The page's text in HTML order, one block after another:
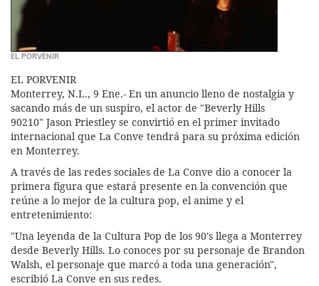
EL PORVENIR
EL PORVENIR
Monterrey, N.L., 9 Ene.- En un anuncio lleno de nostalgia y
sacando más de un suspiro, el actor de "Beverly Hills
90210" Jason Priestley se convirtió en el primer invitado
internacional que La Conve tendrá para su próxima edición
en Monterrey.
A través de las redes sociales de La Conve dio a conocer la
primera figura que estará presente en la convención que
reúne a lo mejor de la cultura pop, el anime y el
entretenimiento:
"Una leyenda de la Cultura Pop de los 90's llega a Monterrey
desde Beverly Hills. Lo conoces por su personaje de Brandon
Walsh, el personaje que marcó a toda una generación",
escribió La Conve en sus redes.